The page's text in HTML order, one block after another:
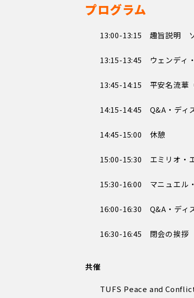
プログラム
13:00-13:15 趣旨説明 ソ
13:15-13:45 ウェンディ
13:45-14:15 平安名流華
14:15-14:45 Q&A・ディ
14:45-15:00 休憩
15:00-15:30 エミリオ・
15:30-16:00 マニュエル
16:00-16:30 Q&A・ディ
16:30-16:45 閉会の挨拶
共催
TUFS Peace and